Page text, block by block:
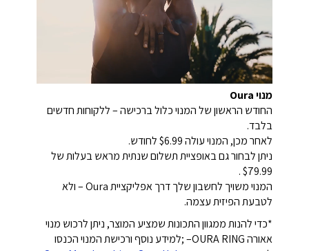
מנוי Oura
החודש הראשון של המנוי כלול ברכישה – ללקוחות חדשים
בלבד.
לאחר מכן, המנוי עולה $6.99 לחודש.
ניתן לבחור גם באופציית תשלום שנתית מראש בעלות של
$79.99 .
המנוי משויך לחשבון שלך דרך אפליקציית Oura – ולא
לטבעת הפיזית עצמה.
*כדי להנות ממגוון התכונות שמציע המוצר, ניתן לרכוש מנוי
אאורה OURA RING– ;למידע נוסף ורכישת המנוי הכנסו